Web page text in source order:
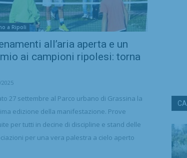
a Ripoli
all’aria aperta e un
ai campioni ripolesi: torna
27 settembre al Parco urbano di Grassina la
edizione della manifestazione. Prove
per tutti in decine di discipline e stand delle
per una vera palestra a cielo aperto